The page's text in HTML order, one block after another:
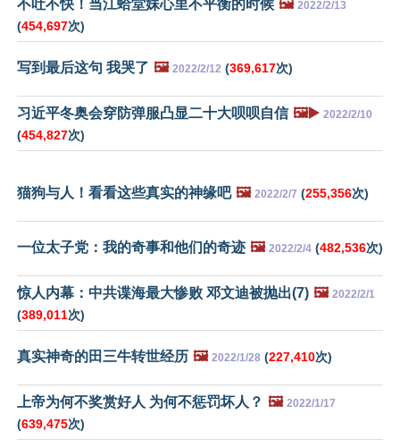
不吐不快！当江蛤堂妹心里不平衡的时候 🖼️ 2022/2/13
(454,697次)
写到最后这句 我哭了 🖼️ 2022/2/12 (369,617次)
习近平冬奥会穿防弹服凸显二十大呗呗自信 🖼️▶️ 2022/2/10
(454,827次)
猫狗与人！看看这些真实的神缘吧 🖼️ 2022/2/7 (255,356次)
一位太子党：我的奇事和他们的奇迹 🖼️ 2022/2/4 (482,536次)
惊人内幕：中共谍海最大惨败 邓文迪被抛出(7) 🖼️ 2022/2/1
(389,011次)
真实神奇的田三牛转世经历 🖼️ 2022/1/28 (227,410次)
上帝为何不奖赏好人 为何不惩罚坏人？ 🖼️ 2022/1/17
(639,475次)